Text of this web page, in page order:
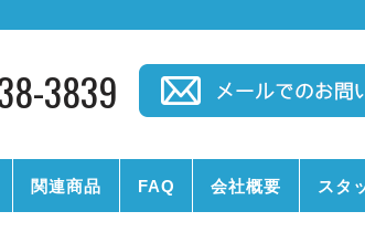
3839
関連商品 FAQ 会社概要 スタ